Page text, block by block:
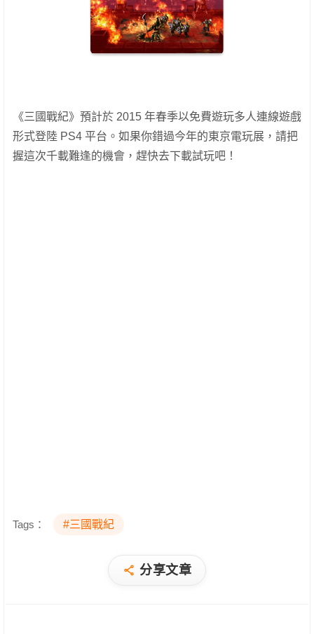
《三國戰紀》預計於 2015 年春季以免費遊玩多人連線遊戲
形式登陸 PS4 平台。如果你錯過今年的東京電玩展，請把
握這次千載難逢的機會，趕快去下載試玩吧！
Tags： #三國戰紀
分享文章